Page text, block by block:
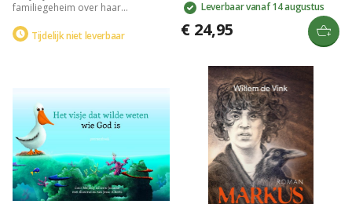
familiegeheim over haar
'bommenneef'. Was hij een held of
een misdadiger? Het boek
en waarheid.
Tijdelijk niet leverbaar
intrigerend mysterie onderzoekt.
Een moord op een hoogleraar,
verloren gewaande kleitabletten en
een eeuwenoud geheim brengen
Turkije. Wetenschap, historie en
spiritualiteit verweven hun lot.
Leverbaar vanaf 14 augustus
€ 24,95